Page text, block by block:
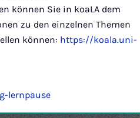
können Sie in koaLA dem
zu den einzelnen Themen
können: https://koala.uni-
lernpause